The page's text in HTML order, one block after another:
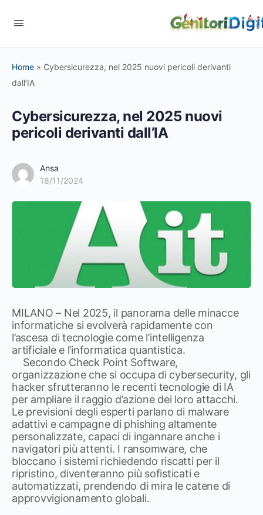
Home » Cybersicurezza, nel 2025 nuovi pericoli derivanti
dall’IA
Cybersicurezza, nel 2025 nuovi
pericoli derivanti dall’IA
Ansa
18/11/2024
MILANO – Nel 2025, il panorama delle minacce
informatiche si evolverà rapidamente con
l’ascesa di tecnologie come l’intelligenza
artificiale e l’informatica quantistica.
Secondo Check Point Software,
organizzazione che si occupa di cybersecurity, gli
hacker sfrutteranno le recenti tecnologie di IA
per ampliare il raggio d’azione dei loro attacchi.
Le previsioni degli esperti parlano di malware
adattivi e campagne di phishing altamente
personalizzate, capaci di ingannare anche i
navigatori più attenti. I ransomware, che
bloccano i sistemi richiedendo riscatti per il
ripristino, diventeranno più sofisticati e
automatizzati, prendendo di mira le catene di
approvvigionamento globali.